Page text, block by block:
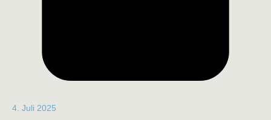
4. Juli 2025